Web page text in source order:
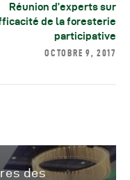
Réunion d’experts sur
de la foresterie
participative
OCTOBRE 9, 2017
des